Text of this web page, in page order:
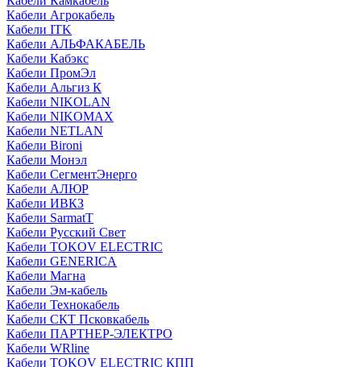
Кабели Агрокабель
Кабели ITK
Кабели АЛЬФАКАБЕЛЬ
Кабели Кабэкс
Кабели ПромЭл
Кабели Альгиз К
Кабели NIKOLAN
Кабели NIKOMAX
Кабели NETLAN
Кабели Bironi
Кабели Монэл
Кабели СегментЭнерго
Кабели АЛЮР
Кабели ИВКЗ
Кабели SarmatT
Кабели Русский Свет
Кабели TOKOV ELECTRIC
Кабели GENERICA
Кабели Магна
Кабели Эм-кабель
Кабели Технокабель
Кабели СКТ Псковкабель
Кабели ПАРТНЕР-ЭЛЕКТРО
Кабели WRline
Кабели TOKOV ELECTRIC КПП